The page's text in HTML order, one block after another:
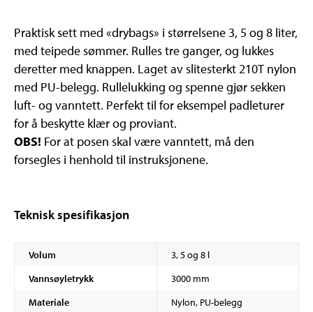
Praktisk sett med «drybags» i størrelsene 3, 5 og 8 liter,
med teipede sømmer. Rulles tre ganger, og lukkes
deretter med knappen. Laget av slitesterkt 210T nylon
med PU-belegg. Rullelukking og spenne gjør sekken
luft- og vanntett. Perfekt til for eksempel padleturer
for å beskytte klær og proviant.
OBS! For at posen skal være vanntett, må den
forsegles i henhold til instruksjonene.
Teknisk spesifikasjon
Volum
3, 5 og 8 l
Vannsøyletrykk
3000 mm
Materiale
Nylon, PU-belegg